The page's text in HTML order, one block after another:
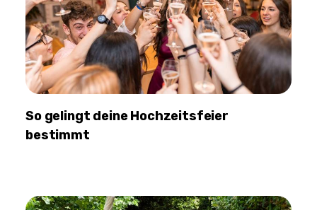
So gelingt deine Hochzeitsfeier
bestimmt